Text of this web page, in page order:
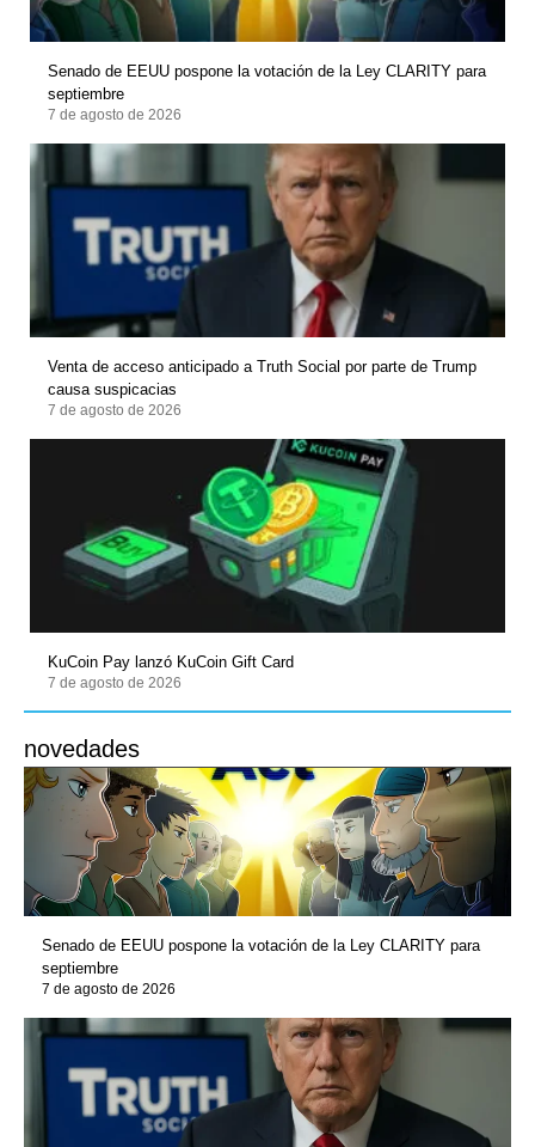
Senado de EEUU pospone la votación de la Ley CLARITY para
septiembre
7 de agosto de 2026
Venta de acceso anticipado a Truth Social por parte de Trump
causa suspicacias
7 de agosto de 2026
KuCoin Pay lanzó KuCoin Gift Card
7 de agosto de 2026
novedades
Senado de EEUU pospone la votación de la Ley CLARITY para
septiembre
7 de agosto de 2026